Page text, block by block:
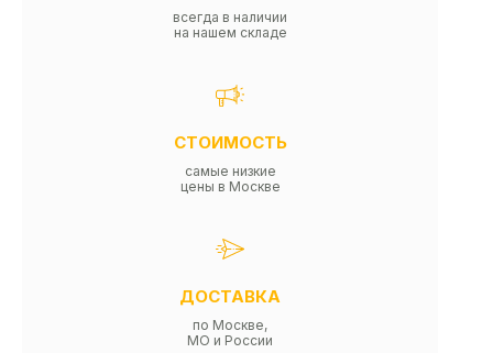
всегда в наличии
на нашем складе
СТОИМОСТЬ
самые низкие
цены в Москве
ДОСТАВКА
по Москве,
МО и России